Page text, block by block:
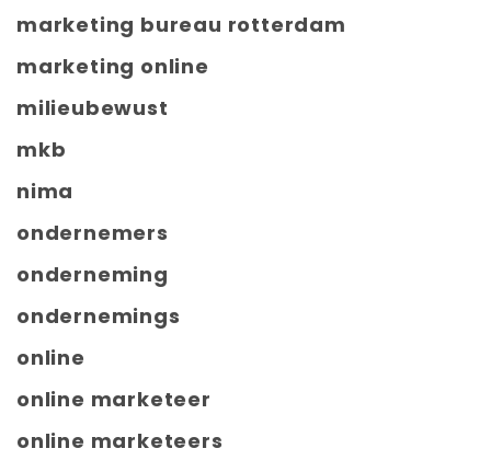
marketing bureau rotterdam
marketing online
milieubewust
mkb
nima
ondernemers
onderneming
ondernemings
online
online marketeer
online marketeers